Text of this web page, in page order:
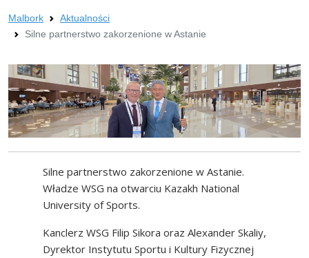
Malbork
Aktualności
Silne partnerstwo zakorzenione w Astanie
Silne partnerstwo zakorzenione w Astanie.
Władze WSG na otwarciu Kazakh National
University of Sports.
Kanclerz WSG Filip Sikora oraz Alexander Skaliy,
Dyrektor Instytutu Sportu i Kultury Fizycznej